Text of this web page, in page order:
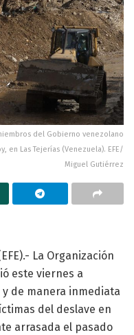
del Gobierno venezolano
en Las Tejerías (Venezuela). EFE/
Miguel Gutiérrez
La Organización
este viernes a
de manera inmediata
del deslave en
arrasada el pasado